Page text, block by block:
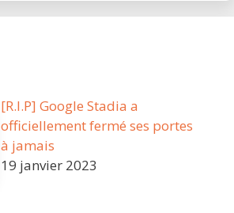
[R.I.P] Google Stadia a
officiellement fermé ses portes
à jamais
19 janvier 2023